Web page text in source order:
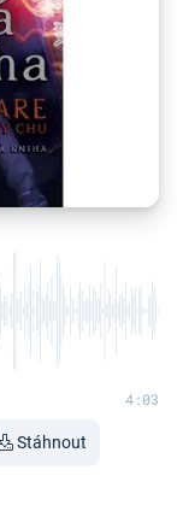
4:03
Stáhnout